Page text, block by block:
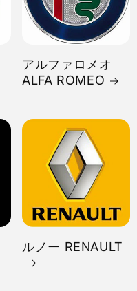
アルファロメオ
ALFA ROMEO
ルノー RENAULT